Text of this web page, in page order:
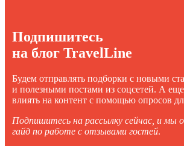
Подпишитесь
на блог TravelLine
Будем отправлять подборки с новыми
и полезными постами из соцсетей. А
влиять на контент с помощью опросов
Подпишитесь на рассылку сейчас, и мы
гайд по работе с отзывами гостей.